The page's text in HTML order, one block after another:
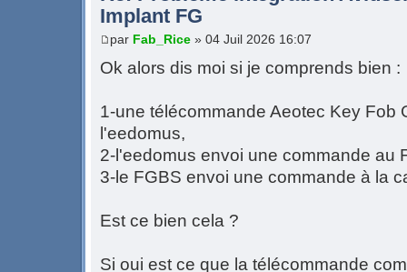
Implant FG
par Fab_Rice » 04 Juil 2026 16:07
Ok alors dis moi si je comprends bien :
1-une télécommande Aeotec Key Fob
l'eedomus,
2-l'eedomus envoi une commande au
3-le FGBS envoi une commande à la
Est ce bien cela ?
Si oui est ce que la télécommande